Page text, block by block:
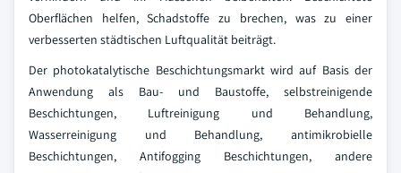
Oberflächen helfen, Schadstoffe zu brechen, was zu einer
verbesserten städtischen Luftqualität beiträgt.
Der photokatalytische Beschichtungsmarkt wird auf Basis der
Anwendung als Bau- und Baustoffe, selbstreinigende
Beschichtungen, Luftreinigung und Behandlung,
Wasserreinigung und Behandlung, antimikrobielle
Beschichtungen, Antifogging Beschichtungen, andere